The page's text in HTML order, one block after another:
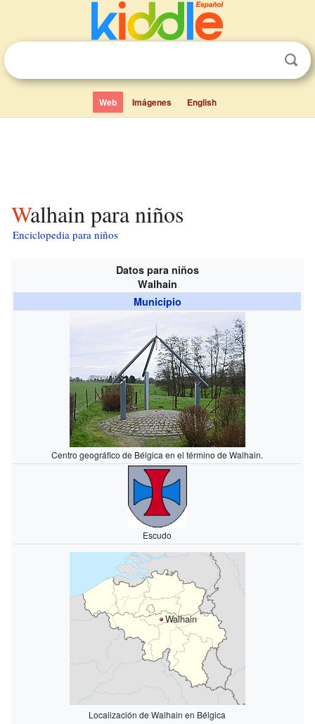
Web Imágenes English
Walhain para niños
Enciclopedia para niños
Datos para niños
Walhain
Municipio
Centro geográfico de Bélgica en el término de Walhain.
Escudo
Walhain
Localización de Walhain en Bélgica